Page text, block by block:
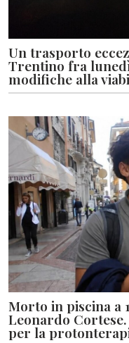
Un trasporto
Trentino fra
modifiche alla
Morto in piscina a
Leonardo
per la